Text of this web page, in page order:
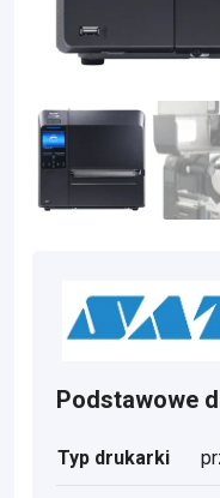
Podstawowe
Typ drukarki